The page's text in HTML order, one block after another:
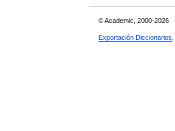
© Academic, 2000-2026
Exportación Diccionarios